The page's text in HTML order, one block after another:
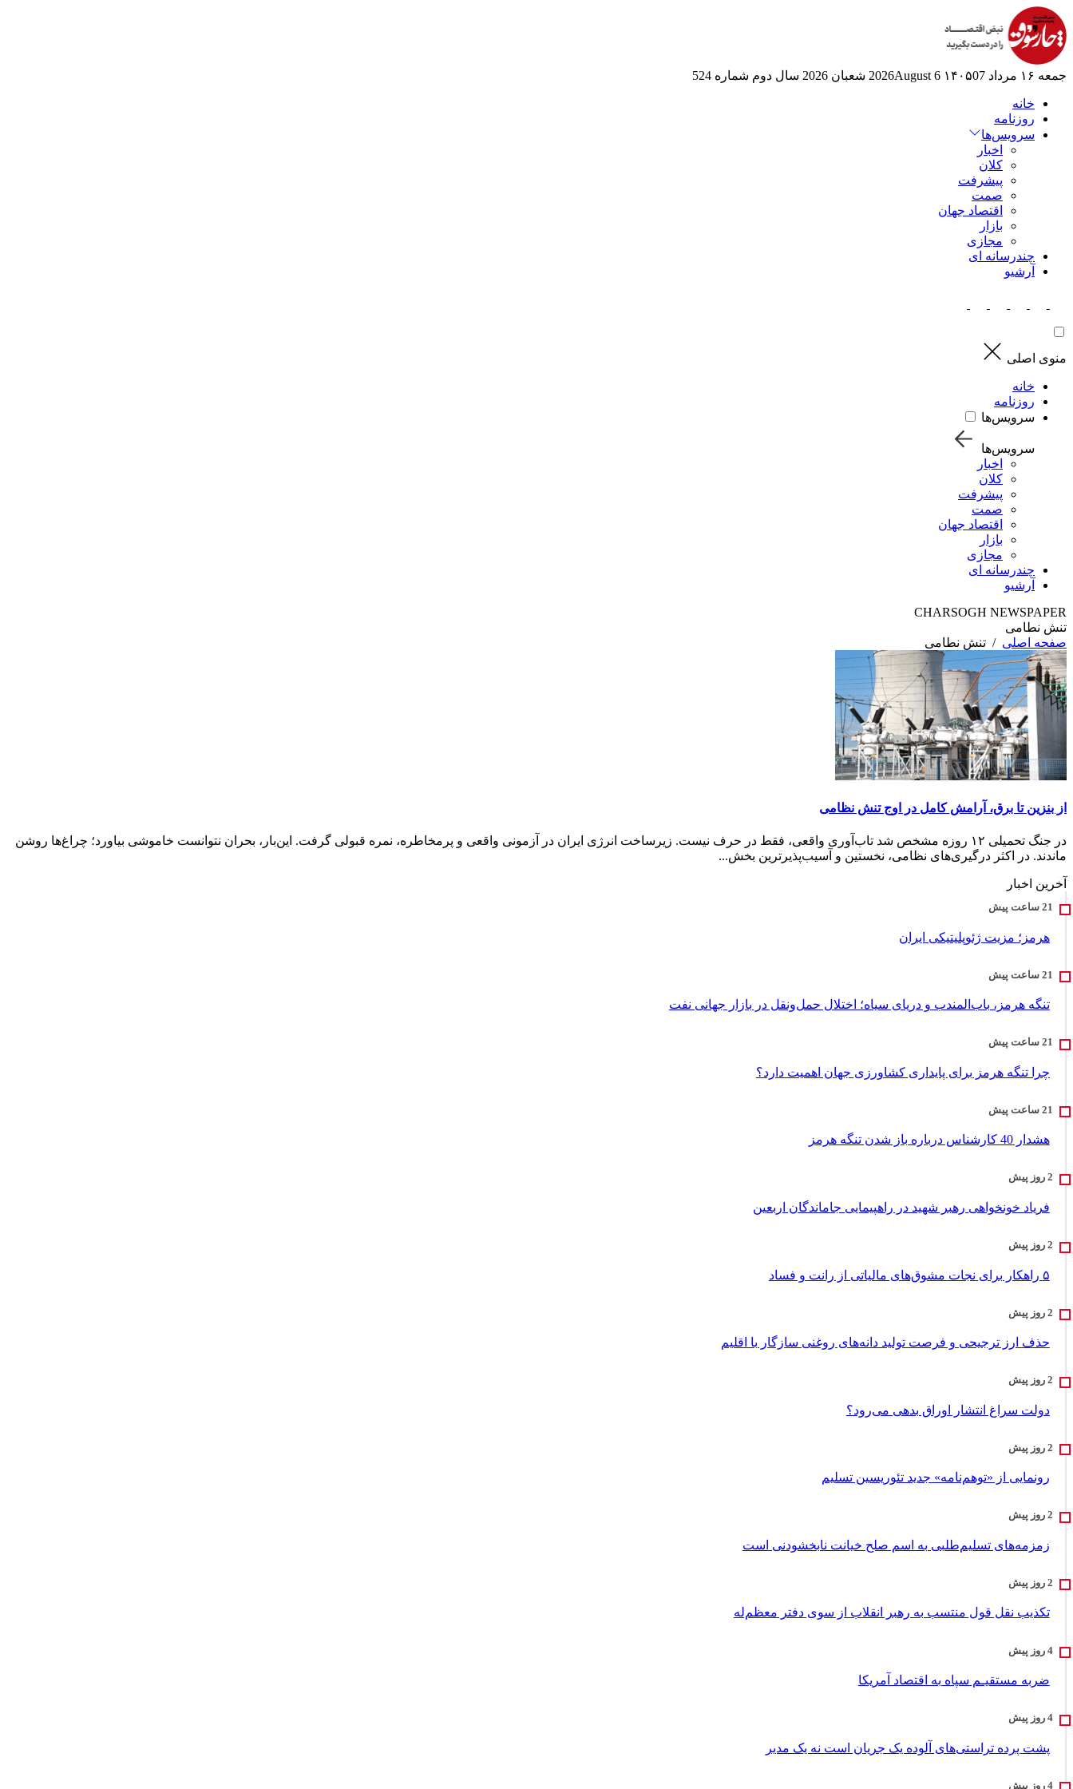
جمعه ۱۶ مرداد ۱۴۰۵ 07 2026August 6 شعبان 2026 سال دوم شماره 524
خانه
روزنامه
سرویس‌ها
اخبار
کلان
پیشرفت
صمت
اقتصاد جهان
بازار
مجازی
چندرسانه ای
آرشیو
منوی اصلی
خانه
روزنامه
سرویس‌ها
سرویس‌ها
اخبار
کلان
پیشرفت
صمت
اقتصاد جهان
بازار
مجازی
چندرسانه ای
آرشیو
CHARSOGH NEWSPAPER
تنش نطامی
صفحه اصلی / تنش نطامی
از بنزین تا برق، آرامش کامل در اوج تنش نظامی
در جنگ تحمیلی ۱۲ روزه مشخص شد تاب‌آوری واقعی، فقط در حرف نیست. زیرساخت انرژی ایران در آزمونی واقعی و پرمخاطره، نمره قبولی گرفت. این‌بار، بحران نتوانست خاموشی بیاورد؛ چراغ‌ها روشن
ماندند. در اکثر درگیری‌های نظامی، نخستین و آسیب‌پذیرترین بخش‌...
آخرین اخبار
هرمز؛ مزیت ژئوپلیتیکی ایران
تنگه هرمز، باب‌المندب و دریای سیاه؛ اختلال حمل‌ونقل در بازار جهانی نفت
چرا تنگه هرمز برای پایداری کشاورزی جهان اهمیت دارد؟
هشدار 40 کارشناس درباره باز شدن تنگه هرمز
فریاد خونخواهی رهبر شهید در راهپیمایی جاماندگان اربعین
۵ راهکار برای نجات مشوق‌های مالیاتی از رانت و فساد
حذف ارز ترجیحی و فرصت تولید دانه‌های روغنی سازگار با اقلیم
دولت سراغ انتشار اوراق بدهی می‌رود؟
رونمایی از «توهم‌نامه» جدید تئور‌یسین تسلیم
زمزمه‌های تسلیم‌طلبی به اسم صلح خیانت نابخشودنی است
تکذیب نقل قول منتسب به رهبر انقلاب از سوی دفتر معظم‌له
ضربه مستقیـم سپاه به اقتصاد آمر‌یکا
پشت پرده تراستی‌های آلوده یک جریان است نه یک مدیر